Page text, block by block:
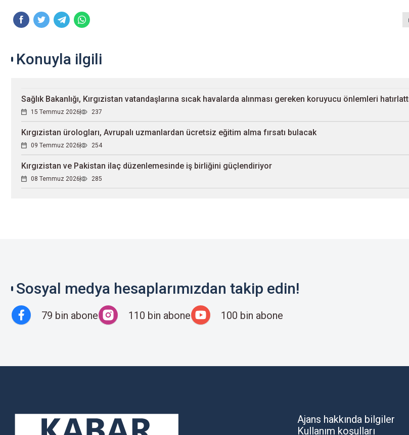
Konuyla ilgili
Sağlık Bakanlığı, Kırgızistan vatandaşlarına sıcak havalarda alınması gereken koruyucu önlemleri
15 Temmuz 2026 237
Kırgızistan ürologları, Avrupalı uzmanlardan ücretsiz eğitim alma fırsatı bulacak
09 Temmuz 2026 254
Kırgızistan ve Pakistan ilaç düzenlemesinde iş birliğini güçlendiriyor
08 Temmuz 2026 285
Sosyal medya hesaplarımızdan takip edin!
79 bin abone 110 bin abone 100 bin abone
Ajans hakkında bilgiler
Kullanım koşulları